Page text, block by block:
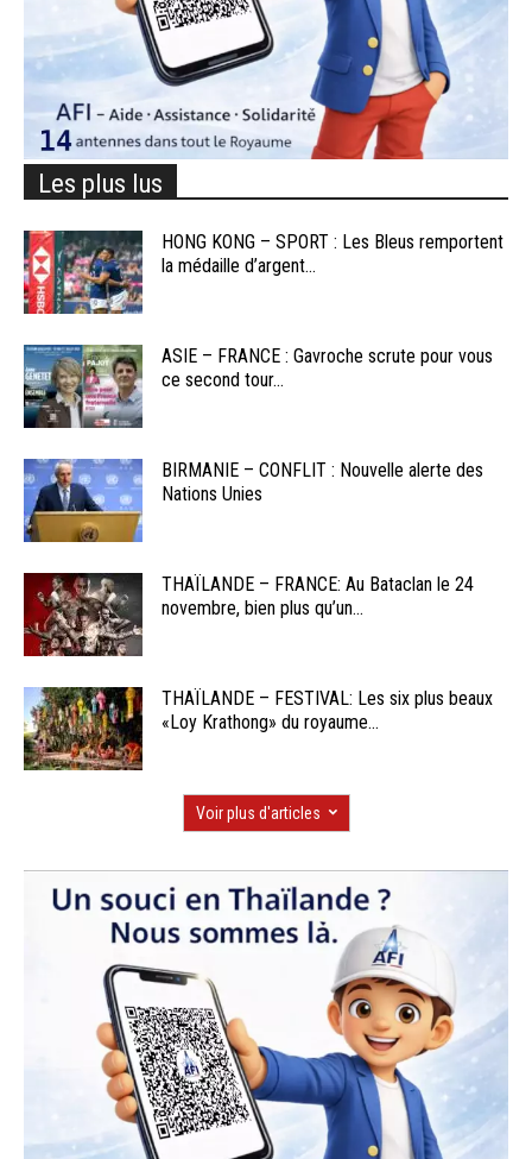
Les plus lus
HONG KONG – SPORT : Les Bleus remportent
la médaille d’argent...
ASIE – FRANCE : Gavroche scrute pour vous
ce second tour...
BIRMANIE – CONFLIT : Nouvelle alerte des
Nations Unies
THAÏLANDE – FRANCE: Au Bataclan le 24
novembre, bien plus qu’un...
THAÏLANDE – FESTIVAL: Les six plus beaux
«Loy Krathong» du royaume...
Voir plus d'articles